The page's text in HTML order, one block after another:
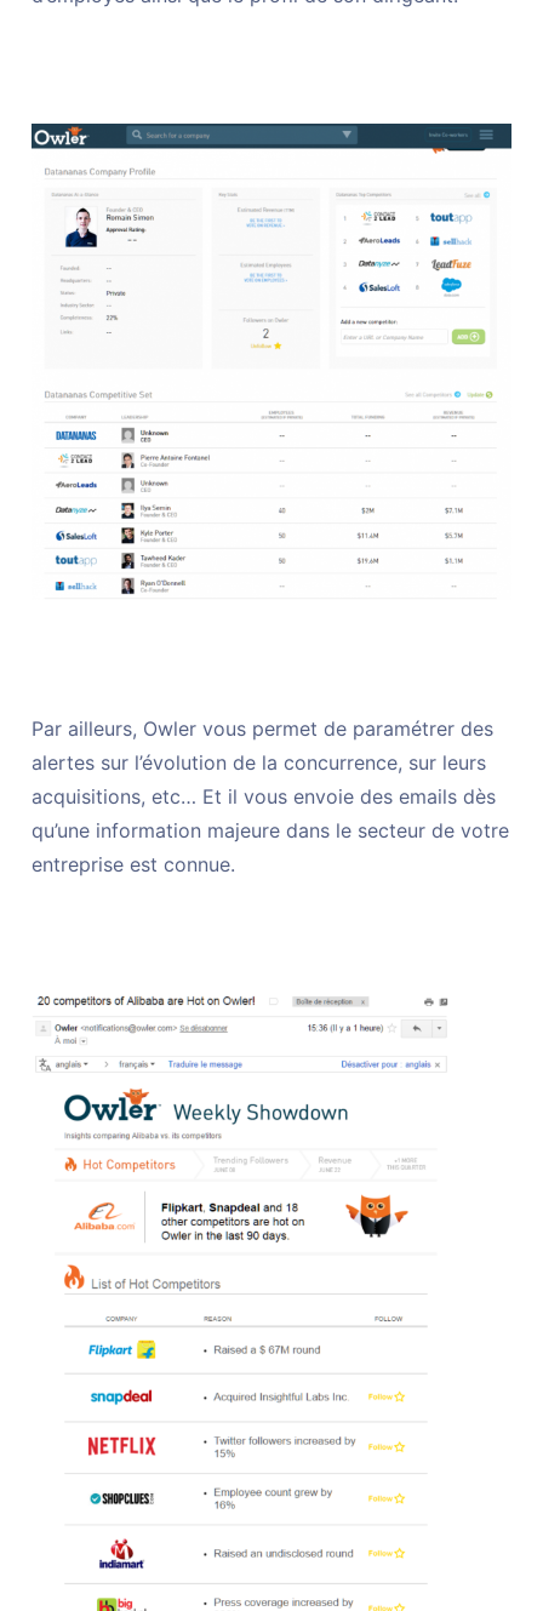
Par ailleurs, Owler vous permet de paramétrer des
alertes sur l’évolution de la concurrence, sur leurs
acquisitions, etc… Et il vous envoie des emails dès
qu’une information majeure dans le secteur de votre
entreprise est connue.